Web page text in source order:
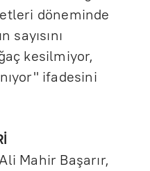
döneminde
sayısını
kesilmiyor,
ifadesini
Mahir Başarır,